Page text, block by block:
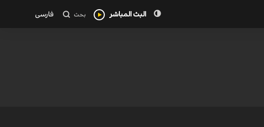
البث المباشر بحث فارسی